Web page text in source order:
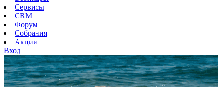
Сервисы
CRM
Форум
Собрания
Акции
Вход